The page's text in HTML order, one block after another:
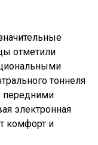
отметили
тоннеля
передними
электронная
комфорт и